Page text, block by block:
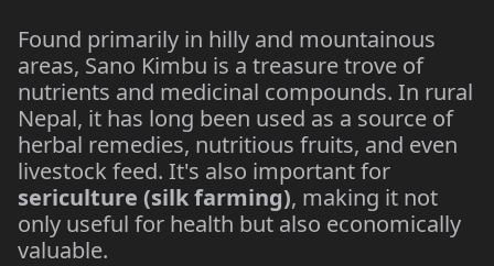
Found primarily in hilly and mountainous
areas, Sano Kimbu is a treasure trove of
nutrients and medicinal compounds. In rural
Nepal, it has long been used as a source of
herbal remedies, nutritious fruits, and even
livestock feed. It's also important for
sericulture (silk farming), making it not
only useful for health but also economically
valuable.